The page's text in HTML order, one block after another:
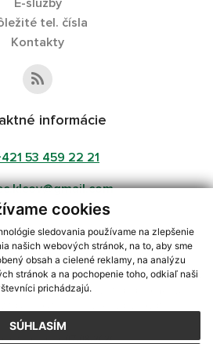
cookies
sledovania používame na zlepšenie
našich webových stránok, na to, aby sme
obsah a cielené reklamy, na analýzu
stránok a na pochopenie toho, odkiaľ naši
prichádzajú.
SÚHLASÍM
E-služby
tel. čísla
Kontakty
informácie
53 459 22 21
aktuálnych informácií s využitím RSS
ECHELON 2,Mapa stránok,web portál
s.r.o.,domény,registrácia domény
aktualizácia:07.08.2026